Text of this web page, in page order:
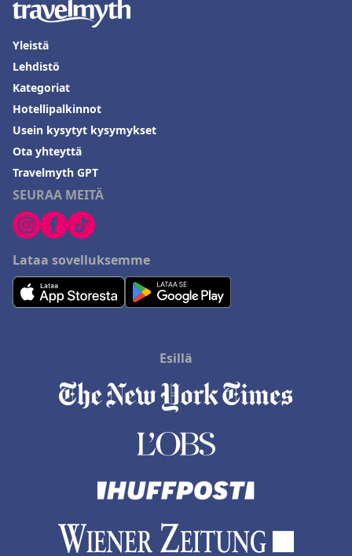
SEURAA MEITÄ
Lataa sovelluksemme
Yleistä
Lehdistö
Kategoriat
Hotellipalkinnot
Usein kysytyt kysymykset
Ota yhteyttä
Travelmyth GPT
Esillä